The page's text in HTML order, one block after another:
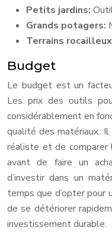
Petits jardins:
Grands potagers:
Terrains
Budget
Le budget est un
Les prix des outils
considérablement en
qualité des matériaux.
réaliste et de
avant de faire un
d’investir dans un
temps que d’opter pour
de se détériorer
investissement durable.